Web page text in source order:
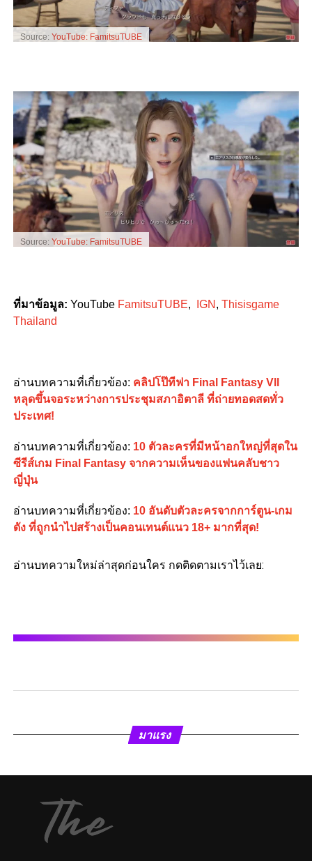
Source: YouTube: FamitsuTUBE
Source: YouTube: FamitsuTUBE
ที่มาข้อมูล: YouTube FamitsuTUBE, IGN , Thisisgame
Thailand
อ่านบทความที่เกี่ยวข้อง: คลิปโป๊ทีฟา Final Fantasy Vll
หลุดขึ้นจอระหว่างการประชุมสภาอิตาลี ที่ถ่ายทอดสดทั่ว
ประเทศ!
อ่านบทความที่เกี่ยวข้อง: 10 ตัวละครที่มีหน้าอกใหญ่ที่สุดใน
ซีรีส์เกม Final Fantasy จากความเห็นของแฟนคลับชาว
ญี่ปุ่น
อ่านบทความที่เกี่ยวข้อง: 10 อันดับตัวละครจากการ์ตูน-เกม
ดัง ที่ถูกนำไปสร้างเป็นคอนเทนต์แนว 18+ มากที่สุด!
อ่านบทความใหม่ล่าสุดก่อนใคร กดติดตามเราไว้เลย:
มาแรง